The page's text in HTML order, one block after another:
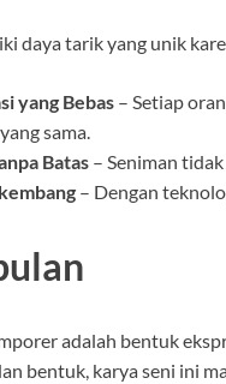
daya tarik yang unik
yang Bebas – Setiap
sama.
Batas – Seniman
– Dengan
adalah bentuk
bentuk, karya seni ini